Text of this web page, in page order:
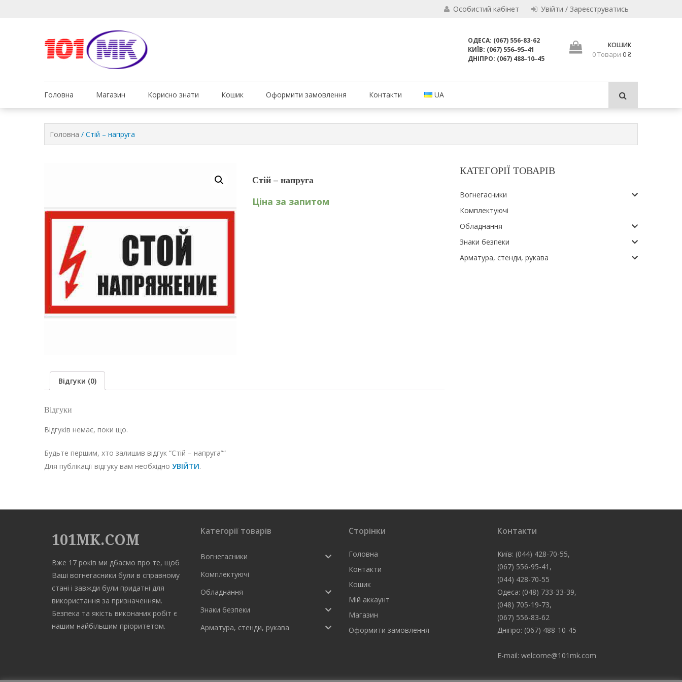
Особистий кабінет Увійти / Зареєструватись
Обслуговування вогнегасників, компанія МАРКО ЛТД
Ми дбаємо про те, щоб ваші вогнегасники були в справному стані і завжди були придатні для використання за призначенням.
ОДЕСА: (067) 556-83-62
КИЇВ: (067) 556‒95‒41
ДНІПРО: (067) 488‒10‒45
КОШИК
0 Товари 0 ₴
Головна Магазин Корисно знати Кошик Оформити замовлення Контакти UA
Головна / Стій – напруга
Стій – напруга
Ціна за запитом
Відгуки (0)
Відгуки
Відгуків немає, поки що.
Будьте першим, хто залишив відгук “Стій – напруга”“
Для публікації відгуку вам необхідно УВІЙТИ.
КАТЕГОРІЇ ТОВАРІВ
Вогнегасники
Комплектуючі
Обладнання
Знаки безпеки
Арматура, стенди, рукава
101MK.COM
Вже 17 років ми дбаємо про те, щоб
Ваші вогнегасники були в справному
стані і завжди були придатні для
використання за призначенням.
Безпека та якість виконаних робіт є
нашим найбільшим пріоритетом.
Категорії товарів
Вогнегасники
Комплектуючі
Обладнання
Знаки безпеки
Арматура, стенди, рукава
Сторінки
Головна
Контакти
Кошик
Мій аккаунт
Магазин
Оформити замовлення
Контакти
Київ: (044) 428-70-55,
(067) 556-95-41,
(044) 428-70-55
Одеса: (048) 733-33-39,
(048) 705-19-73,
(067) 556-83-62
Дніпро: (067) 488-10-45
E-mail: welcome@101mk.com